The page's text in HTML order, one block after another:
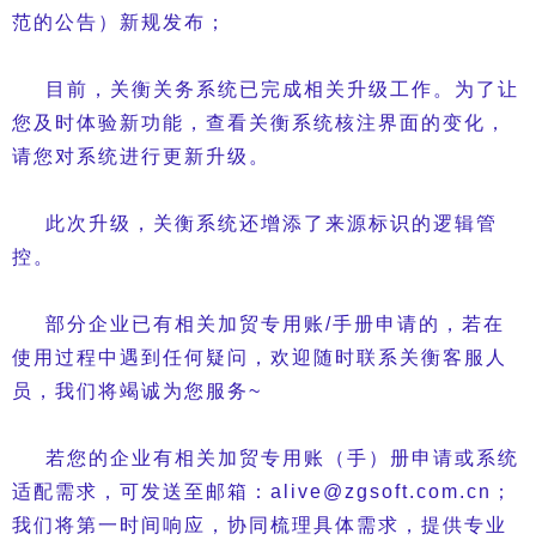
范的公告）新规发布；
目前，关衡关务系统已完成相关升级工作。为了让
您及时体验新功能，查看关衡系统核注界面的变化，
请您对系统进行更新升级。
此次升级，关衡系统还增添了来源标识的逻辑管
控。
部分企业已有相关加贸专用账/手册申请的，若在
使用过程中遇到任何疑问，欢迎随时联系关衡客服人
员，我们将竭诚为您服务~
若您的企业有相关加贸专用账（手）册申请或系统
适配需求，可发送至邮箱：alive@zgsoft.com.cn；
我们将第一时间响应，协同梳理具体需求，提供专业